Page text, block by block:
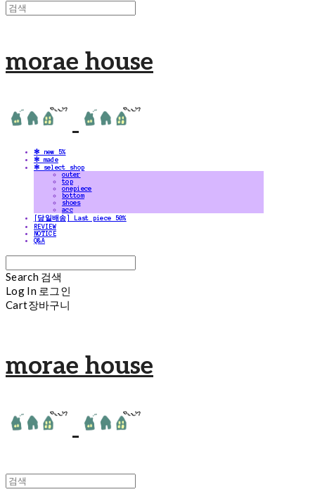
morae house
✻ new 5%
✻ made
✻ select shop
outer
top
onepiece
bottom
shoes
acc
[당일배송] Last piece 50%
REVIEW
NOTICE
Q&A
Search 검색
Log In 로그인
Cart장바구니
morae house